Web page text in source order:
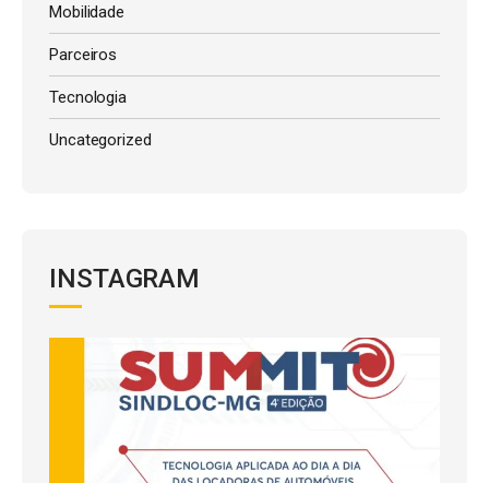
Mobilidade
Parceiros
Tecnologia
Uncategorized
INSTAGRAM